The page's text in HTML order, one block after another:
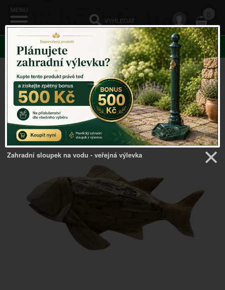
0
KATEGORIE
Venkovský domov ->Námořní dekorace-> Vintage
dřevěná dekorace 58cm
Zahradní sloupek na vodu - veřejná výlevka